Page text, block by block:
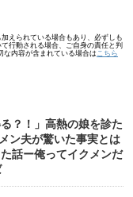
えられている場合もあり、必ずしも
行動される場合、ご自身の責任と判
な内容が含まれている場合は こちら
？！」高熱の娘を診た
ン夫が驚いた事実とは
話ー俺ってイクメンだ